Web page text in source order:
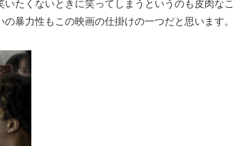
たくないときに笑ってしまうというのも皮肉なこ
暴力性もこの映画の仕掛けの一つだと思います。